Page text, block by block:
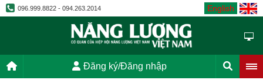
096.999.8822 - 094.263.2014 English
Đăng ký/Đăng nhập